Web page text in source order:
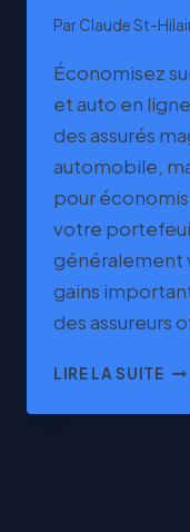
Par Claude St-
Économisez
et auto en
des assurés
automobile,
pour
votre
généralement
gains
des assureurs
LIRE LA SUITE